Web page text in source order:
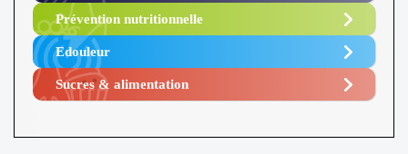
Prévention nutritionnelle
Edouleur​
Sucres & alimentation​